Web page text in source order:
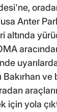
Anter
altında
Bakırhan
için yola